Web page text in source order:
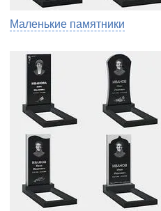
Маленькие памятники